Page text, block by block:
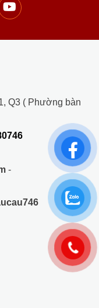
Q3 ( Phường bàn
-